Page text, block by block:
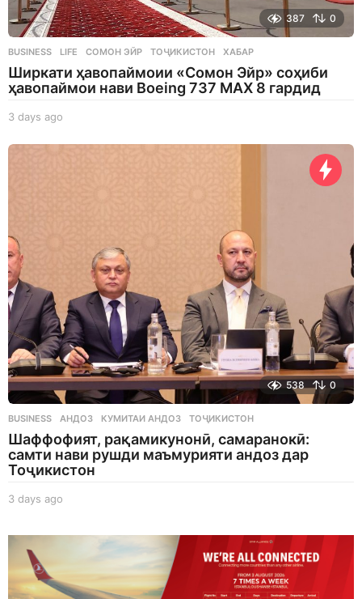
387 0
BUSINESS ,LIFE СОМОН ЭЙР ,ТОҶИКИСТОН ,ХАБАР
Ширкати ҳавопаймоии «Сомон Эйр» соҳиби
ҳавопаймои нави Boeing 737 MAX 8 гардид
3 days ago
a
538 0
BUSINESS АНДОЗ ,КУМИТАИ АНДОЗ ,ТОҶИКИСТОН
Шаффофият, рақамикунонӣ, самаранокӣ:
самти нави рушди маъмурияти андоз дар
Тоҷикистон
3 days ago
g